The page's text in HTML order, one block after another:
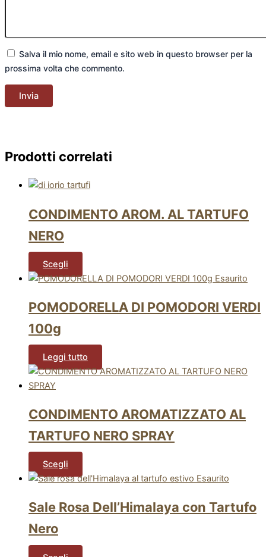
Salva il mio nome, email e sito web in questo browser per la
prossima volta che commento.
Prodotti correlati
CONDIMENTO AROM. AL TARTUFO
NERO
Scegli
Esaurito
POMODORELLA DI POMODORI VERDI
100g
Leggi tutto
CONDIMENTO AROMATIZZATO AL
TARTUFO NERO SPRAY
Scegli
Esaurito
Sale Rosa Dell’Himalaya con Tartufo
Nero